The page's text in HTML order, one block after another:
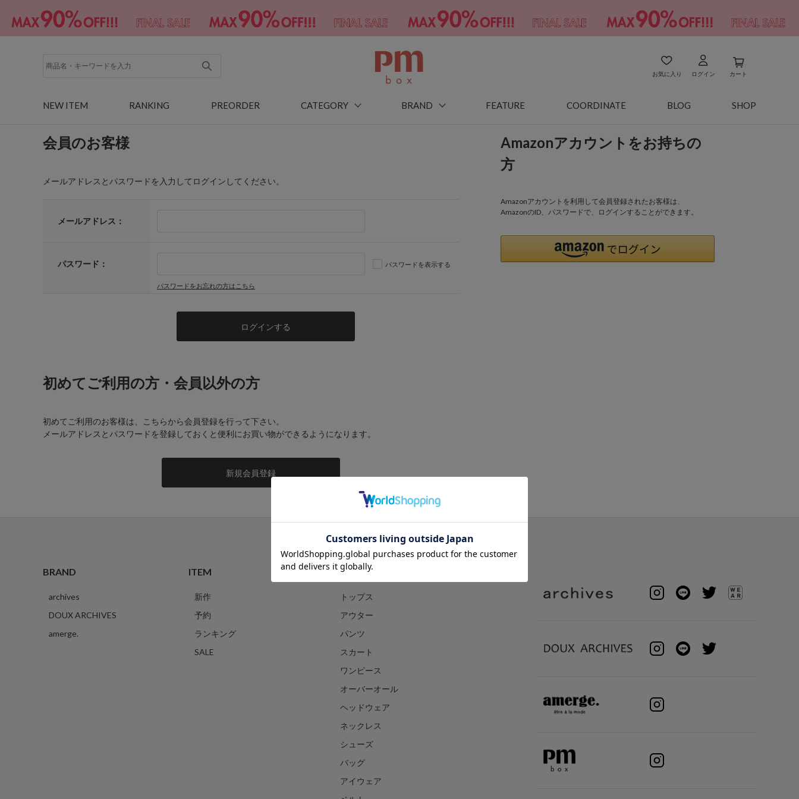
お気に入り ログイン カート
NEW ITEM RANKING PREORDER CATEGORY BRAND FEATURE COORDINATE BLOG SHOP
会員のお客様
メールアドレスとパスワードを入力してログインしてください。
メールアドレス：
パスワード： パスワードを表示する
パスワードをお忘れの方はこちら
Amazonアカウントをお持ちの
方
Amazonアカウントを利用して会員登録されたお客様は、
AmazonのID、パスワードで、ログインすることができます。
初めてご利用の方・会員以外の方
初めてご利用のお客様は、こちらから会員登録を行って下さい。
メールアドレスとパスワードを登録しておくと便利にお買い物ができるようになります。
BRAND
archives
DOUX ARCHIVES
amerge.
ITEM
新作
予約
ランキング
SALE
CATEGORY
トップス
アウター
パンツ
スカート
ワンピース
オーバーオール
ヘッドウェア
ネックレス
シューズ
バッグ
アイウェア